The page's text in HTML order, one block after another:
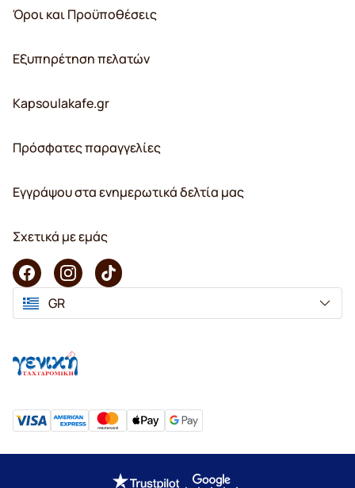
Όροι και Προϋποθέσεις
Εξυπηρέτηση πελατών
Kapsoulakafe.gr
Πρόσφατες παραγγελίες
Εγγράψου στα ενημερωτικά δελτία μας
Σχετικά με εμάς
GR